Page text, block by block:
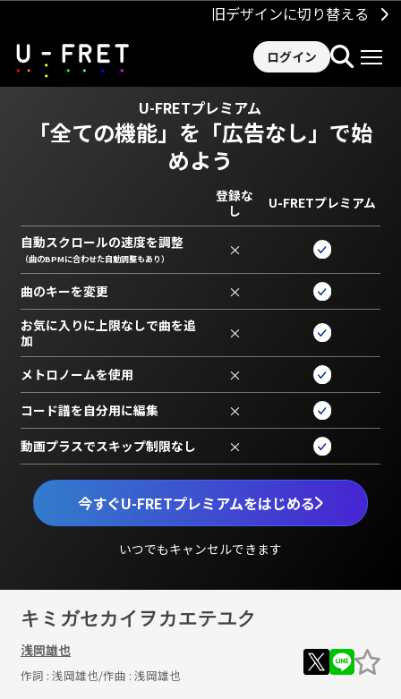
旧デザインに切り替える
ログイン
U-FRETプレミアム
「全ての機能」を 「広告なし」で始
めよう
今すぐU-FRETプレミアムをはじめる
いつでもキャンセルできます
登録な
し
U-FRETプレミアム
自動スクロールの速度を調整
（曲のBPMに合わせた自動調整もあり） ×
曲のキーを変更 ×
お気に入りに上限なしで曲を追
加
×
メトロノームを使用 ×
コード譜を自分用に編集 ×
動画プラスでスキップ制限なし ×
キミガセカイヲカエテユク
浅岡雄也
作詞 : 浅岡雄也/作曲 : 浅岡雄也